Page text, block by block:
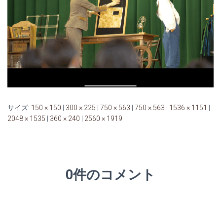
サイズ: 150 × 150 300 × 225 750 × 563 750 × 563 1536 × 1151
2048 × 1535
360 × 240 2560 × 1919
0件のコメント